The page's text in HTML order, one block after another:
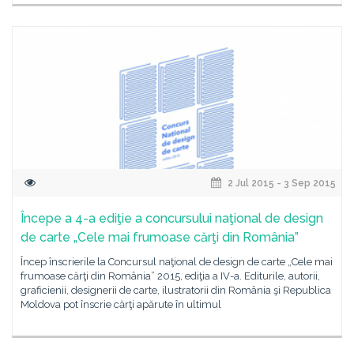
2 Jul 2015 - 3 Sep 2015
Începe a 4-a ediţie a concursului naţional de design
de carte „Cele mai frumoase cărţi din România”
Încep înscrierile la Concursul naţional de design de carte „Cele mai
frumoase cărţi din România” 2015, ediţia a IV-a. Editurile, autorii,
graficienii, designerii de carte, ilustratorii din România şi Republica
Moldova pot înscrie cărţi apărute în ultimul